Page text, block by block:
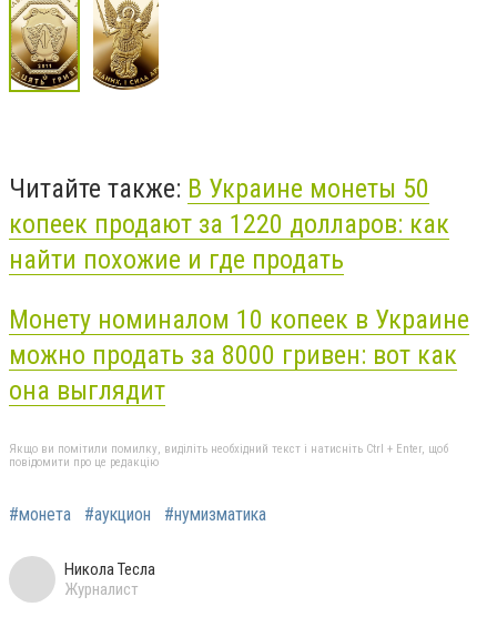
Читайте также: В Украине монеты 50
копеек продают за 1220 долларов: как
найти похожие и где продать
Монету номиналом 10 копеек в Украине
можно продать за 8000 гривен: вот как
она выглядит
Якщо ви помітили помилку, виділіть необхідний текст і натисніть Ctrl + Enter, щоб
повідомити про це редакцію
#монета #аукцион #нумизматика
Никола Тесла
Журналист